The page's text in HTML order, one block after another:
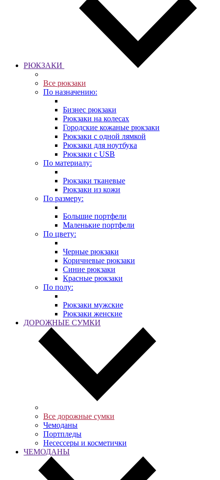
РЮКЗАКИ
Все рюкзаки
По назначению:
Бизнес рюкзаки
Рюкзаки на колесах
Городские кожаные рюкзаки
Рюкзаки с одной лямкой
Рюкзаки для ноутбука
Рюкзаки с USB
По материалу:
Рюкзаки тканевые
Рюкзаки из кожи
По размеру:
Большие портфели
Маленькие портфели
По цвету:
Черные рюкзаки
Коричневые рюкзаки
Синие рюкзаки
Красные рюкзаки
По полу:
Рюкзаки мужские
Рюкзаки женские
ДОРОЖНЫЕ СУМКИ
Все дорожные сумки
Чемоданы
Портпледы
Несессеры и косметички
ЧЕМОДАНЫ